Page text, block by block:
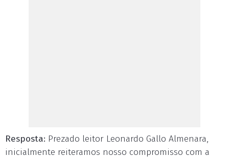
Resposta: Prezado leitor Leonardo Gallo Almenara,
inicialmente reiteramos nosso compromisso com a